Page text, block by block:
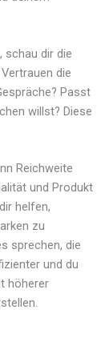
schau dir die
die
Passt
willst? Diese
Reichweite
und Produkt
helfen,
zu
sprechen, die
und du
höherer